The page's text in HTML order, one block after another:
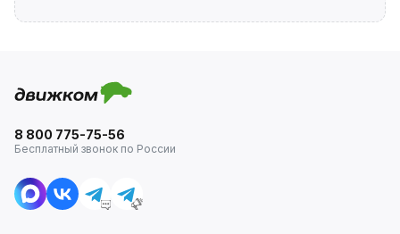
8 800 775-75-56
Бесплатный звонок по России